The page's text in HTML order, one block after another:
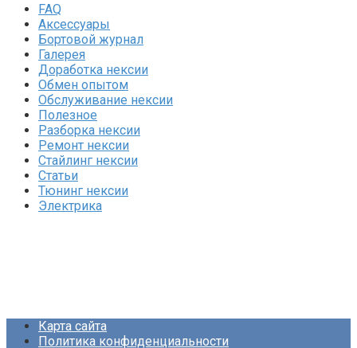
FAQ
Аксессуары
Бортовой журнал
Галерея
Доработка нексии
Обмен опытом
Обслуживание нексии
Полезное
Разборка нексии
Ремонт нексии
Стайлинг нексии
Статьи
Тюнинг нексии
Электрика
Карта сайта
Политика конфиденциальности